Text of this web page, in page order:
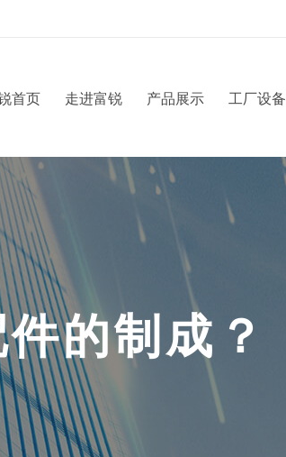
首页 走进富锐 产品展示 工厂设备
件的制 成 ？